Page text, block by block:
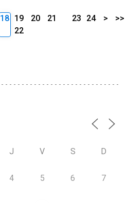
18 19 20
21
22
23 24 > >>
J V S D
4 5 6 7